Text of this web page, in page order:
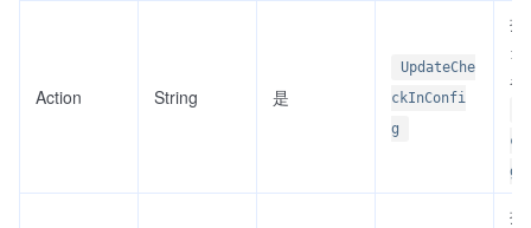
Action String 是
UpdateChe
ckInConfi
g
接
名
g
接